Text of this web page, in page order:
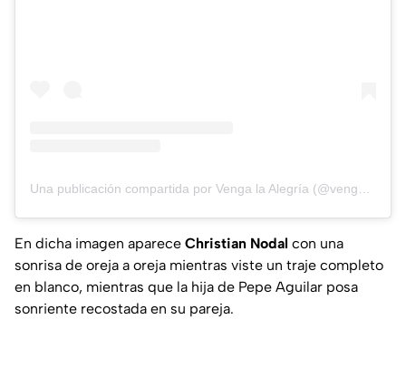
En dicha imagen aparece Christian Nodal con una
sonrisa de oreja a oreja mientras viste un traje completo
en blanco, mientras que la hija de Pepe Aguilar posa
sonriente recostada en su pareja.